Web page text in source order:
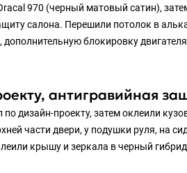
970 (черный матовый сатин),
салона. Перешили потолок в
блокировку
антигравийная
дизайн-проекту, затем оклеили
части двери, у подушки руля, на
крышу и зеркала в черный